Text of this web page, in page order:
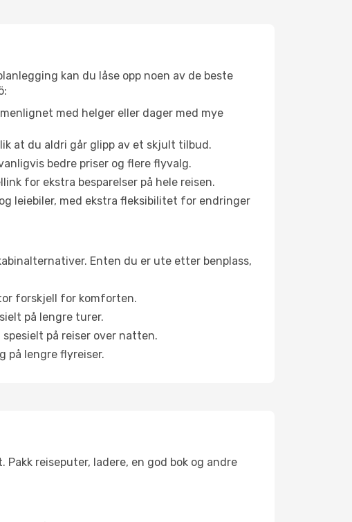
kan du låse opp noen av de beste
med helger eller dager med mye
at du aldri går glipp av et skjult tilbud.
bedre priser og flere flyvalg.
for ekstra besparelser på hele reisen.
leiebiler, med ekstra fleksibilitet for endringer
Enten du er ute etter benplass,
forskjell for komforten.
på lengre turer.
på reiser over natten.
på lengre flyreiser.
reiseputer, ladere, en god bok og andre